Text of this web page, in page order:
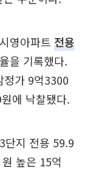
영아파트 전용
을 기록했다.
정가 9억3300
에 낙찰됐다.
단지 전용 59.9
높은 15억